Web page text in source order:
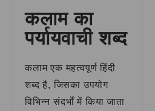
कलाम का
पर्यायवाची शब्द
कलाम एक महत्वपूर्ण हिंदी
शब्द है, जिसका उपयोग
विभिन्न संदर्भों में किया जाता